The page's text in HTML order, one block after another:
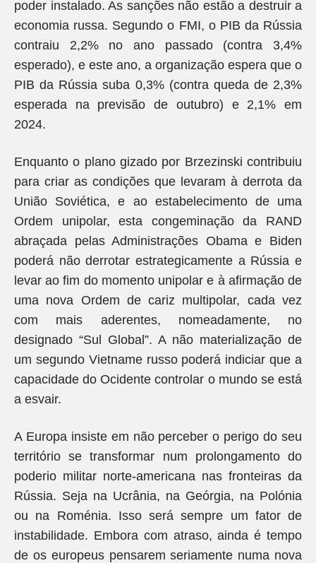
poder instalado. As sanções não estão a destruir a
economia russa. Segundo o FMI, o PIB da Rússia
contraiu 2,2% no ano passado (contra 3,4%
esperado), e este ano, a organização espera que o
PIB da Rússia suba 0,3% (contra queda de 2,3%
esperada na previsão de outubro) e 2,1% em
2024.
Enquanto o plano gizado por Brzezinski contribuiu
para criar as condições que levaram à derrota da
União Soviética, e ao estabelecimento de uma
Ordem unipolar, esta congeminação da RAND
abraçada pelas Administrações Obama e Biden
poderá não derrotar estrategicamente a Rússia e
levar ao fim do momento unipolar e à afirmação de
uma nova Ordem de cariz multipolar, cada vez
com mais aderentes, nomeadamente, no
designado “Sul Global”. A não materialização de
um segundo Vietname russo poderá indiciar que a
capacidade do Ocidente controlar o mundo se está
a esvair.
A Europa insiste em não perceber o perigo do seu
território se transformar num prolongamento do
poderio militar norte-americana nas fronteiras da
Rússia. Seja na Ucrânia, na Geórgia, na Polónia
ou na Roménia. Isso será sempre um fator de
instabilidade. Embora com atraso, ainda é tempo
de os europeus pensarem seriamente numa nova